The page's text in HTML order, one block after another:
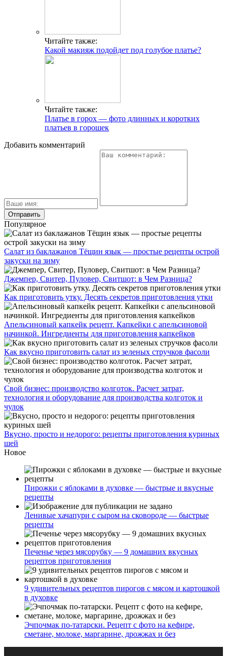
Читайте также:
Какой макияж подойдет под голубое платье?
Читайте также:
Платье в горох — фото длинных и коротких
платьев в горошек
Добавить комментарий
Популярное
Салат из баклажанов Тёщин язык — простые рецепты острой
закуски на зиму
Джемпер, Свитер, Пуловер, Свитшот: в Чем Разница?
Как приготовить утку. Десять секретов приготовления утки
Апельсиновый капкейк рецепт. Капкейки с апельсиновой
начинкой. Ингредиенты для приготовления капкейков
Как вкусно приготовить салат из зеленых стручков фасоли
Свой бизнес: производство колготок. Расчет затрат,
технология и оборудование для производства колготок и
чулок
Вкусно, просто и недорого: рецепты приготовления куриных
шей
Новое
Пирожки с яблоками в духовке — быстрые и вкусные
рецепты
Ленивые хачапури с сыром на сковороде — быстрые
рецепты
Печенье через мясорубку — 9 домашних вкусных
рецептов приготовления
9 удивительных рецептов пирогов с мясом и картошкой
в духовке
Эчпочмак по-татарски. Рецепт с фото на кефире,
сметане, молоке, маргарине, дрожжах и без